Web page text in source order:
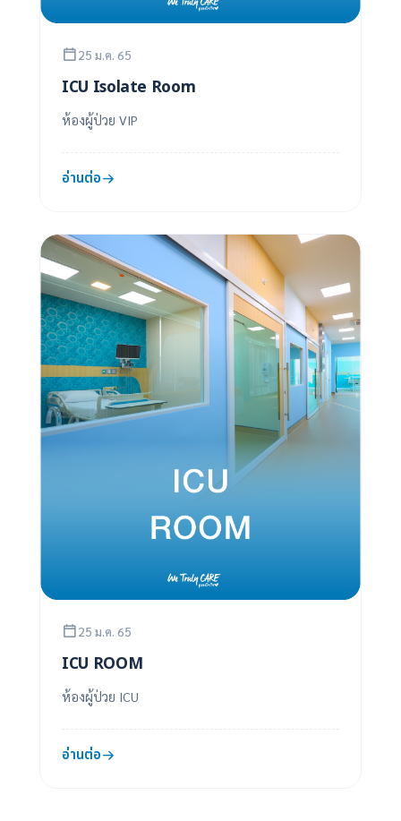
25 ม.ค. 65
ICU Isolate Room
อ่านต่อ
25 ม.ค. 65
ICU ROOM
ห้องผู้ป่วย ICU
อ่านต่อ